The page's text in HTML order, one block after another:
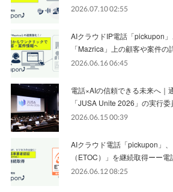
2026.07.10 02:55
AIクラウドIP電話「pickupon
「Mazrica」上の顧客や案件
2026.06.16 06:45
電話×AIの信頼できる未来へ｜
「JUSA Unite 2026」の実行
2026.06.15 00:39
AIクラウド電話「pickupon」
（ETOC）」を継続取得ーー
2026.06.12 08:25